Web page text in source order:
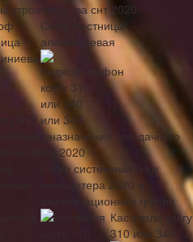
строительства снт 2020
Окоф лестница
алюминиевая
310 или 340
сельхозназначения для дачного
в 2020
Окоф системный блок
компьютера 2020 и
амортизационная группа
Кастрюля косгу
310 или 340